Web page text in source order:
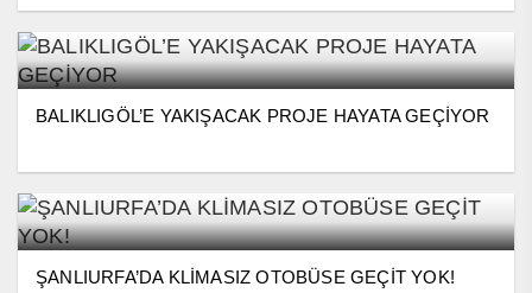
BALIKLIGÖL’E YAKIŞACAK PROJE HAYATA GEÇİYOR
ŞANLIURFA’DA KLİMASIZ OTOBÜSE GEÇİT YOK!